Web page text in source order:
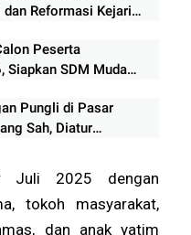
Reformasi Kejari
Peserta
Siapkan SDM Muda
Pungli di Pasar
Sah, Diatur
Juli 2025 dengan
tokoh masyarakat,
dan anak yatim